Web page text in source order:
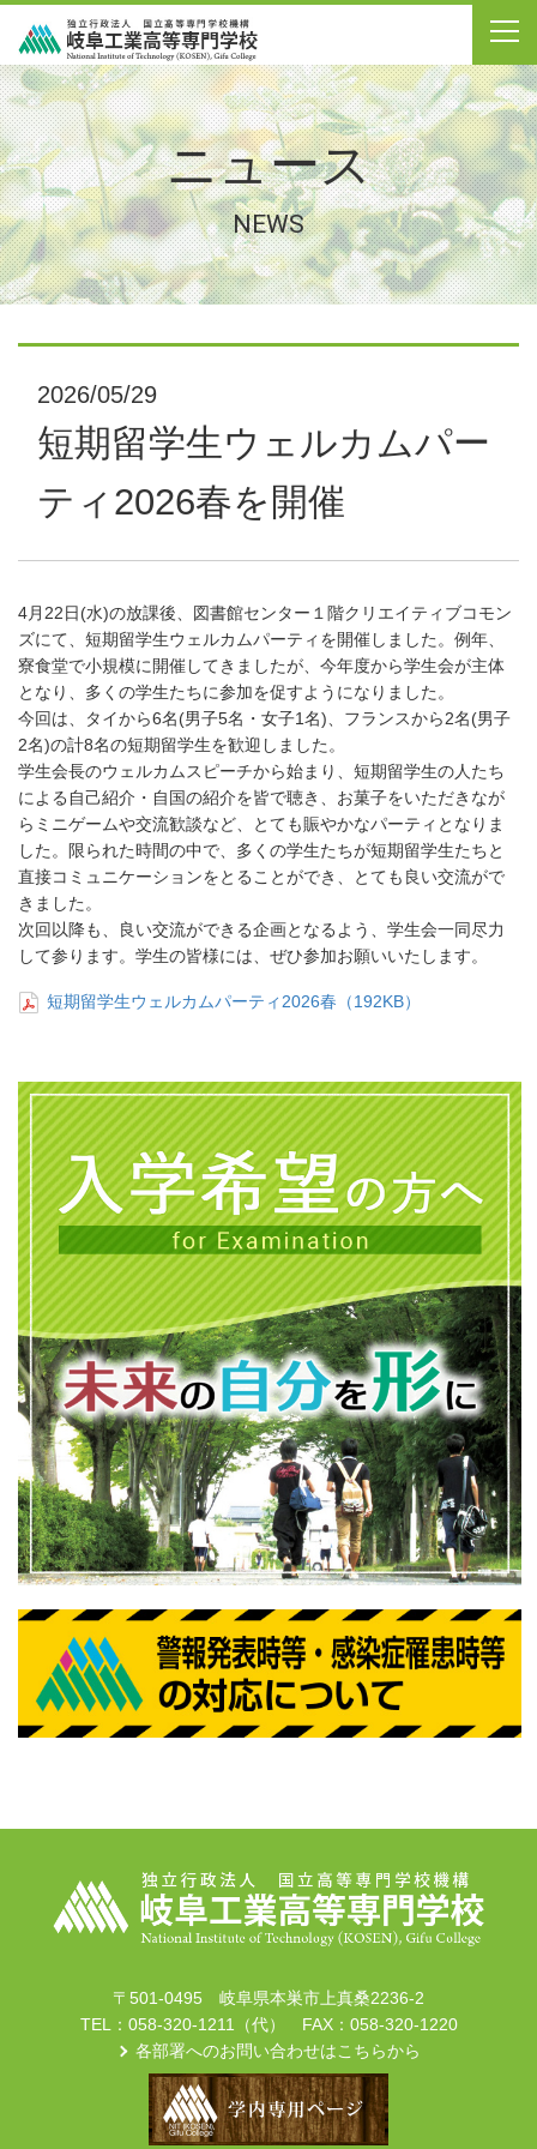
ニュース
NEWS
2026/05/29
短期留学生ウェルカムパー
ティ2026春を開催
4月22日(水)の放課後、図書館センター１階クリエイティブコモン
ズにて、短期留学生ウェルカムパーティを開催しました。例年、
寮食堂で小規模に開催してきましたが、今年度から学生会が主体
となり、多くの学生たちに参加を促すようになりました。
今回は、タイから6名(男子5名・女子1名)、フランスから2名(男子
2名)の計8名の短期留学生を歓迎しました。
学生会長のウェルカムスピーチから始まり、短期留学生の人たち
による自己紹介・自国の紹介を皆で聴き、お菓子をいただきなが
らミニゲームや交流歓談など、とても賑やかなパーティとなりま
した。限られた時間の中で、多くの学生たちが短期留学生たちと
直接コミュニケーションをとることができ、とても良い交流がで
きました。
次回以降も、良い交流ができる企画となるよう、学生会一同尽力
して参ります。学生の皆様には、ぜひ参加お願いいたします。
短期留学生ウェルカムパーティ2026春（192KB）
〒501-0495 岐阜県本巣市上真桑2236-2
TEL：058-320-1211（代） FAX：058-320-1220
各部署へのお問い合わせはこちらから